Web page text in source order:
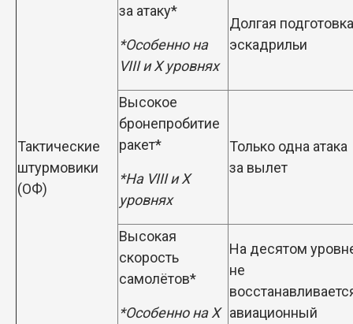
Тактические
штурмовики
(ОФ)
за атаку*
*Особенно на
VIII и X уровнях
Долгая подготовка
эскадрильи
Высокое
бронепробитие
ракет*
*На VIII и X
уровнях
Только одна атака
за вылет
Высокая
скорость
самолётов*
*Особенно на X
На десятом
не
авиационный